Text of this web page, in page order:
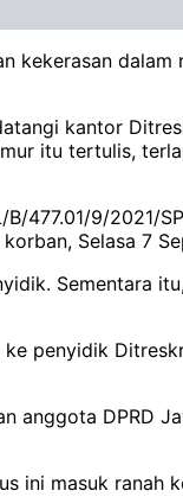
kekerasan dalam
kantor
itu tertulis,
477.01/9/2021/
Selasa 7
Sementara
penyidik
anggota DPRD
ini masuk ranah